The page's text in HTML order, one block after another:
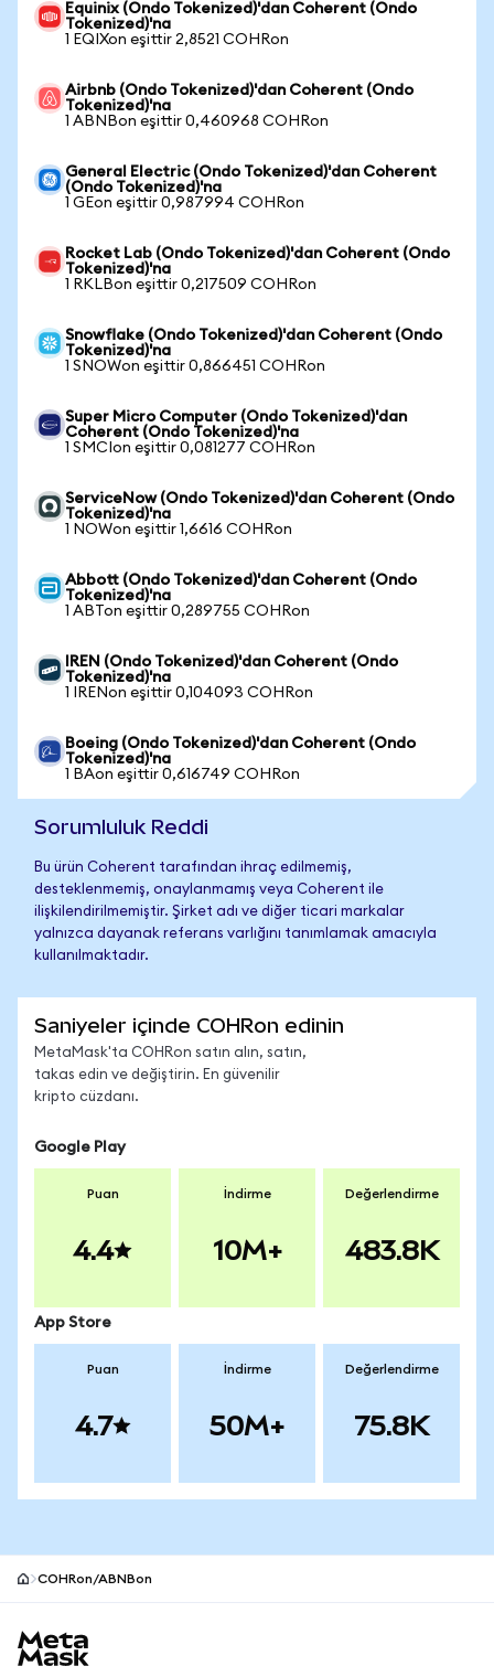
Equinix (Ondo Tokenized)'dan Coherent (Ondo
Tokenized)'na
1 EQIXon eşittir 2,8521 COHRon
Airbnb (Ondo Tokenized)'dan Coherent (Ondo
Tokenized)'na
1 ABNBon eşittir 0,460968 COHRon
General Electric (Ondo Tokenized)'dan Coherent
(Ondo Tokenized)'na
1 GEon eşittir 0,987994 COHRon
Rocket Lab (Ondo Tokenized)'dan Coherent (Ondo
Tokenized)'na
1 RKLBon eşittir 0,217509 COHRon
Snowflake (Ondo Tokenized)'dan Coherent (Ondo
Tokenized)'na
1 SNOWon eşittir 0,866451 COHRon
Super Micro Computer (Ondo Tokenized)'dan
Coherent (Ondo Tokenized)'na
1 SMCIon eşittir 0,081277 COHRon
ServiceNow (Ondo Tokenized)'dan Coherent (Ondo
Tokenized)'na
1 NOWon eşittir 1,6616 COHRon
Abbott (Ondo Tokenized)'dan Coherent (Ondo
Tokenized)'na
1 ABTon eşittir 0,289755 COHRon
IREN (Ondo Tokenized)'dan Coherent (Ondo
Tokenized)'na
1 IRENon eşittir 0,104093 COHRon
Boeing (Ondo Tokenized)'dan Coherent (Ondo
Tokenized)'na
1 BAon eşittir 0,616749 COHRon
Sorumluluk Reddi
Bu ürün Coherent tarafından ihraç edilmemiş,
desteklenmemiş, onaylanmamış veya Coherent ile
ilişkilendirilmemiştir. Şirket adı ve diğer ticari markalar
yalnızca dayanak referans varlığını tanımlamak amacıyla
kullanılmaktadır.
Saniyeler içinde COHRon edinin
MetaMask'ta COHRon satın alın, satın,
takas edin ve değiştirin. En güvenilir
kripto cüzdanı.
Google Play
Puan
4.4
İndirme
10M+
Değerlendirme
483.8K
App Store
Puan
4.7
İndirme
50M+
Değerlendirme
75.8K
COHRon/ABNBon